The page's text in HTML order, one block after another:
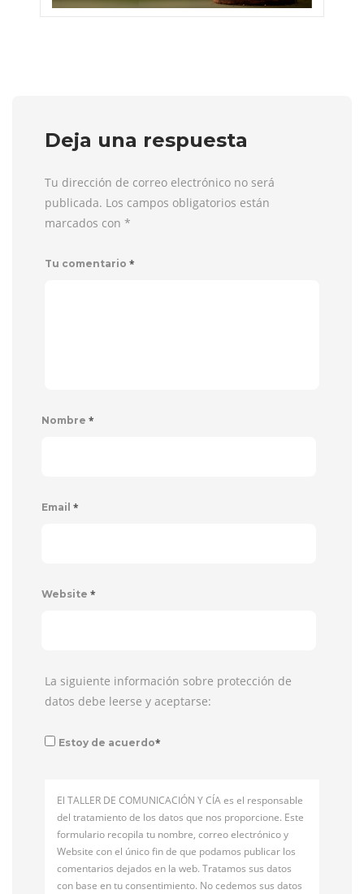
Deja una respuesta
Tu dirección de correo electrónico no será
publicada. Los campos obligatorios están
marcados con *
Tu comentario *
Nombre *
Email *
Website *
La siguiente información sobre protección de
datos debe leerse y aceptarse:
Estoy de acuerdo*
El TALLER DE COMUNICACIÓN Y CÍA es el responsable
del tratamiento de los datos que nos proporcione. Este
formulario recopila tu nombre, correo electrónico y
Website con el único fin de que podamos publicar los
comentarios dejados en la web. Tratamos sus datos
con base en tu consentimiento. No cedemos sus datos